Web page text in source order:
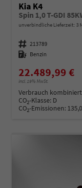
Kia K4
Spin 1,0 T-GDI
unverbindliche Lieferzeit: 3
Fahrzeugnummer 213789
Kraftstoff Benzin
22.489,99 €
incl. 19% MwSt.
Verbrauch
CO2-Klasse: D
CO2-Emissionen: